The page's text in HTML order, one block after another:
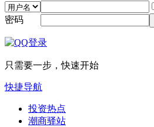
密码
只需要一步，快速开始
快捷导航
投资热点
潮商驿站